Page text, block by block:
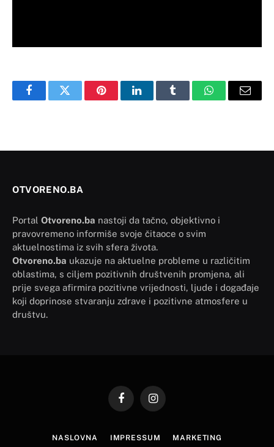
FacebookTwitter PinterestLinkedInTumblr WhatsAppEmail
OTVORENO.BA
Portal Otvoreno.ba nastoji da tačno, objektivno i
pravovremeno informiše svoje čitaoce o svim
aktuelnostima iz svih sfera života.
Otvoreno.ba ukazuje na aktuelne probleme u različitim
oblastima, s ciljem pozitivnih društvenih promjena, ali
prije svega afirmira pozitivne vrijednosti, ljude i događaje
koji doprinose stvaranju zdrave i pozitivne atmosfere u
društvu.
FacebookInstagram
NASLOVNA IMPRESSUM MARKETING